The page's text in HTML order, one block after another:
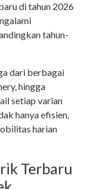
di tahun 2026
tahun-
dari berbagai
hingga
setiap varian
hanya efisien,
harian
Terbaru